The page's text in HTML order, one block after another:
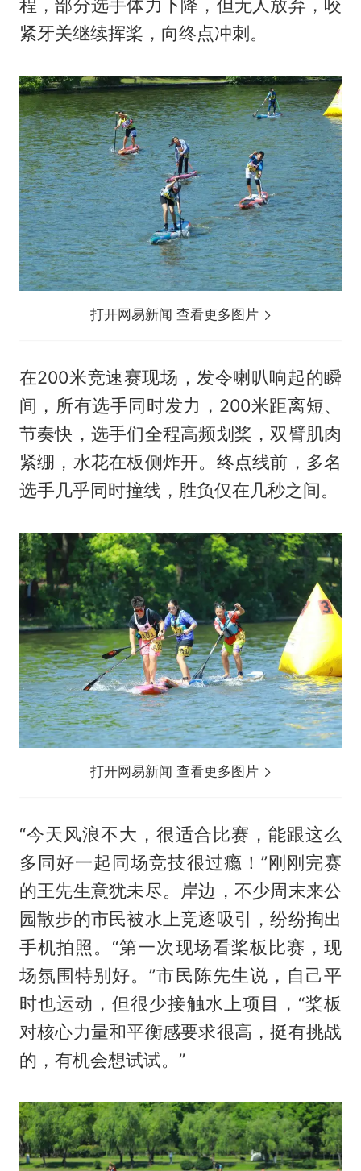
程，部分选手体力下降，但无人放弃，咬
紧牙关继续挥桨，向终点冲刺。
打开网易新闻 查看更多图片
在200米竞速赛现场，发令喇叭响起的瞬
间，所有选手同时发力，200米距离短、
节奏快，选手们全程高频划桨，双臂肌肉
紧绷，水花在板侧炸开。终点线前，多名
选手几乎同时撞线，胜负仅在几秒之间。
打开网易新闻 查看更多图片
“今天风浪不大，很适合比赛，能跟这么
多同好一起同场竞技很过瘾！”刚刚完赛
的王先生意犹未尽。岸边，不少周末来公
园散步的市民被水上竞逐吸引，纷纷掏出
手机拍照。“第一次现场看桨板比赛，现
场氛围特别好。”市民陈先生说，自己平
时也运动，但很少接触水上项目，“桨板
对核心力量和平衡感要求很高，挺有挑战
的，有机会想试试。”